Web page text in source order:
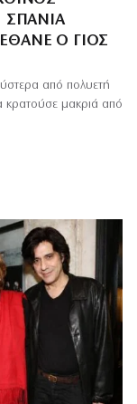
ΣΠΆΝΙΑ
Ο ΓΙΟΣ
από πολυετή
κρατούσε μακριά από